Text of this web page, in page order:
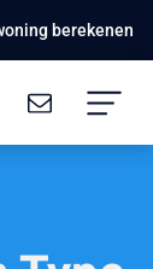
berekenen